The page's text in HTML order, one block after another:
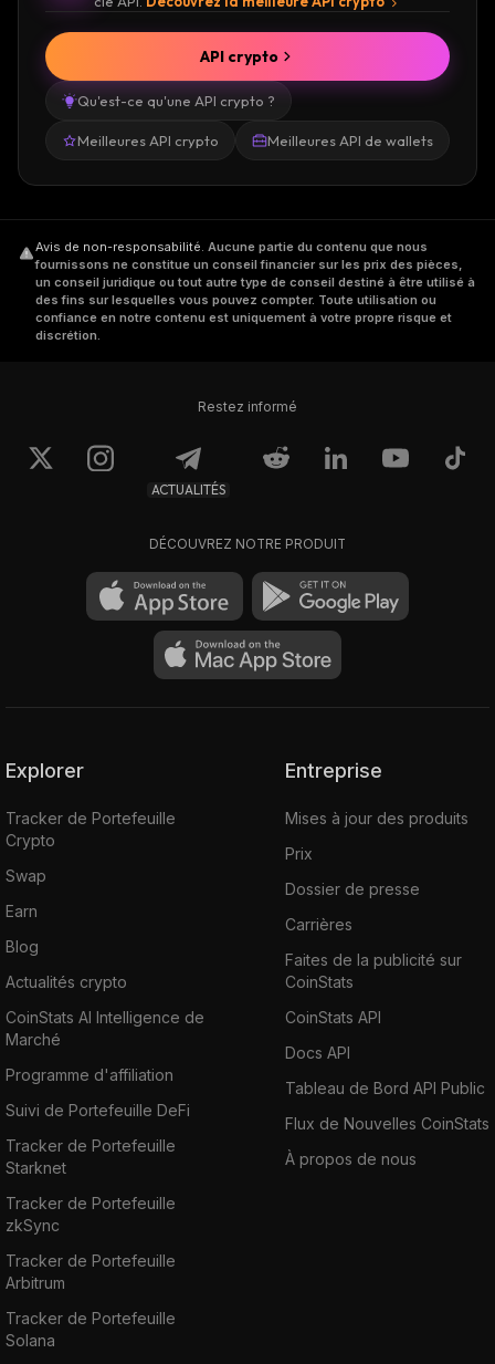
Qu'est-ce qu'une API crypto ?
Meilleures API crypto Meilleures API de wallets
API crypto
Avis de non-responsabilité. Aucune partie du contenu que nous
fournissons ne constitue un conseil financier sur les prix des pièces,
un conseil juridique ou tout autre type de conseil destiné à être utilisé à
des fins sur lesquelles vous pouvez compter. Toute utilisation ou
confiance en notre contenu est uniquement à votre propre risque et
discrétion.
Restez informé
ACTUALITÉS
DÉCOUVREZ NOTRE PRODUIT
Explorer
Tracker de Portefeuille
Crypto
Swap
Earn
Blog
Actualités crypto
CoinStats AI Intelligence de
Marché
Programme d'affiliation
Suivi de Portefeuille DeFi
Tracker de Portefeuille
Starknet
Tracker de Portefeuille
zkSync
Tracker de Portefeuille
Arbitrum
Tracker de Portefeuille
Solana
Entreprise
Mises à jour des produits
Prix
Dossier de presse
Carrières
Faites de la publicité sur
CoinStats
CoinStats API
Docs API
Tableau de Bord API Public
Flux de Nouvelles CoinStats
À propos de nous